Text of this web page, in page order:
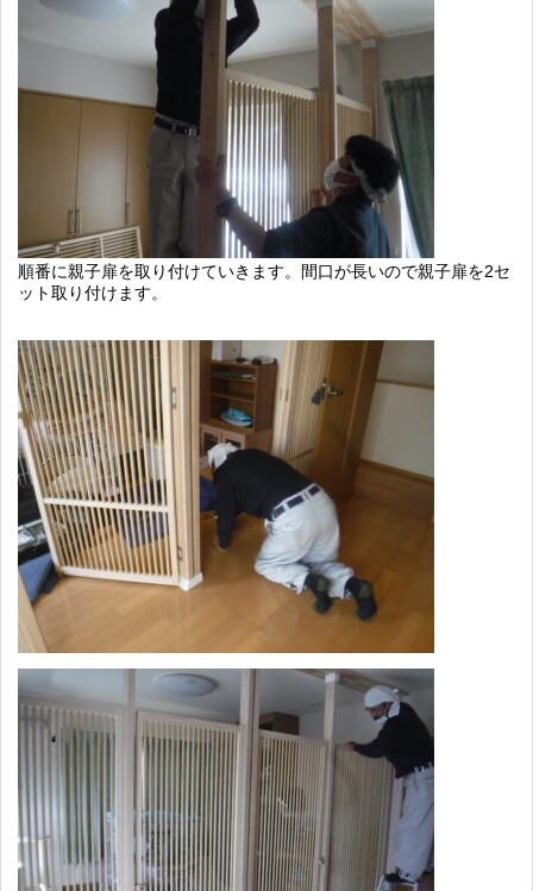
順番に親子扉を取り付けていきます。間口が長いので親子扉を2セ
ット取り付けます。